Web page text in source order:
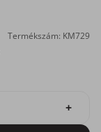
Termékszám: KM729
+